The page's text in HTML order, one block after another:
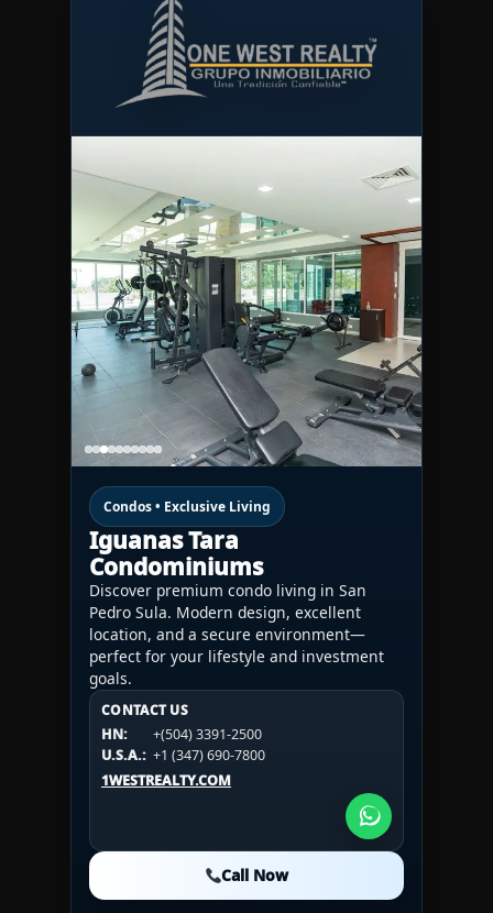
Condos • Exclusive Living
Iguanas Tara
Condominiums
Discover premium condo living in San
Pedro Sula. Modern design, excellent
location, and a secure environment—
perfect for your lifestyle and investment
goals.
CONTACT US
HN:
+(504) 3391-2500
U.S.A.: +1 (347) 690-7800
1WESTREALTY.COM
Call Now
CONTACT US
HN:
+(504) 3391-2500
U.S.A.:
+1 (984) 246-2100
1WESTREALTY.COM
CONTACT US
HN:
+(504) 3391-2500
U.S.A.: +1 (984) 246-2100
1WESTREALTY.COM
Call Now